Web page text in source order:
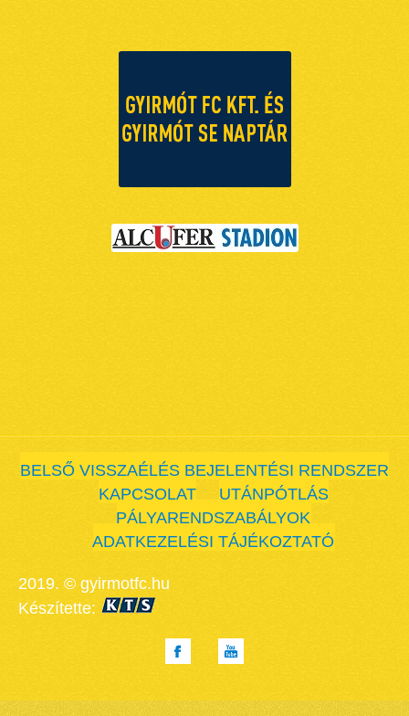
BELSŐ VISSZAÉLÉS BEJELENTÉSI RENDSZER
KAPCSOLAT
UTÁNPÓTLÁS
PÁLYARENDSZABÁLYOK
ADATKEZELÉSI TÁJÉKOZTATÓ
2019. © gyirmotfc.hu
Készítette: